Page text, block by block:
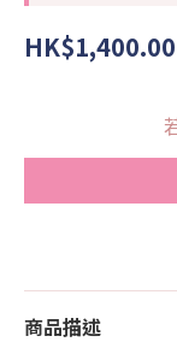
HK$1,400.00
商品描述